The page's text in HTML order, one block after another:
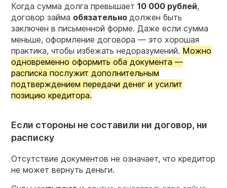
Когда сумма долга превышает 10 000 рублей,
договор займа обязательно должен быть
заключен в письменной форме. Даже если сумма
меньше, оформление договора — это хорошая
практика, чтобы избежать недоразумений. Можно
одновременно оформить оба документа —
расписка послужит дополнительным
подтверждением передачи денег и усилит
позицию кредитора.
Если стороны не составили ни договор, ни
расписку
Отсутствие документов не означает, что кредитор
не может вернуть деньги.